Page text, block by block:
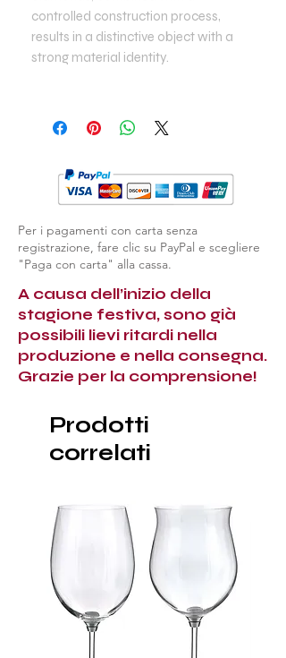
controlled construction process,
results in a distinctive object with a
strong material identity.
Per i pagamenti con carta senza
registrazione, fare clic su PayPal e scegliere
"Paga con carta" alla cassa.
A causa dell’inizio della
stagione festiva, sono già
possibili lievi ritardi nella
produzione e nella consegna.
Grazie per la comprensione!
Prodotti
correlati